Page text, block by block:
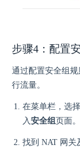
步骤4：配置
通过配置安全组
行流量。
在菜单栏，选择
入 安全组 页面。
找到 NAT 网关